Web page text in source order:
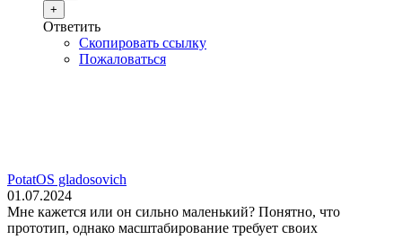
+
Ответить
Скопировать ссылку
Пожаловаться
PotatOS gladosovich
01.07.2024
Мне кажется или он сильно маленький? Понятно, что
прототип, однако масштабирование требует своих